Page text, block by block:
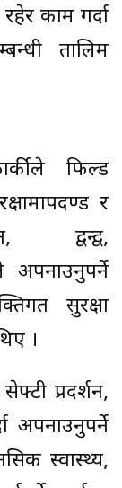
काम गर्दा
तालिम
फिल्ड
र
द्वन्द्व,
अपनाउनुपर्ने
सुरक्षा
।
प्रदर्शन,
अपनाउनुपर्ने
स्वास्थ्य,